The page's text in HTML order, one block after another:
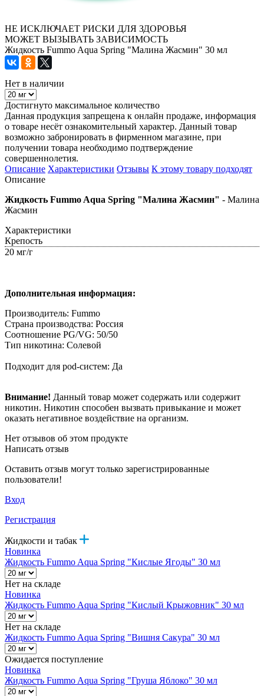
НЕ ИСКЛЮЧАЕТ РИСКИ ДЛЯ ЗДОРОВЬЯ
МОЖЕТ ВЫЗЫВАТЬ ЗАВИСИМОСТЬ
Жидкость Fummo Aqua Spring "Малина Жасмин" 30 мл
Нет в наличии
Достигнуто максимальное количество
Данная продукция запрещена к онлайн продаже, информация
о товаре несёт ознакомительный характер. Данный товар
возможно забронировать в фирменном магазине, при
получении товара необходимо подтверждение
совершеннолетия.
Описание Характеристики Отзывы К этому товару подходят
Описание
Жидкость Fummo Aqua Spring "Малина Жасмин" - Малина
Жасмин
Характеристики
Крепость
20 мг/г
Дополнительная информация:
Производитель: Fummo
Страна производства: Россия
Соотношение PG/VG: 50/50
Тип никотина: Солевой
Подходит для pod-систем: Да
Внимание! Данный товар может содержать или содержит
никотин. Никотин способен вызвать привыкание и может
оказать негативное воздействие на организм.
Нет отзывов об этом продукте
Написать отзыв
Оставить отзыв могут только зарегистрированные
пользователи!
Вход
Регистрация
Жидкости и табак
Новинка
Жидкость Fummo Aqua Spring "Кислые Ягоды" 30 мл
Нет на складе
Новинка
Жидкость Fummo Aqua Spring "Кислый Крыжовник" 30 мл
Нет на складе
Жидкость Fummo Aqua Spring "Вишня Сакура" 30 мл
Ожидается поступление
Новинка
Жидкость Fummo Aqua Spring "Груша Яблоко" 30 мл